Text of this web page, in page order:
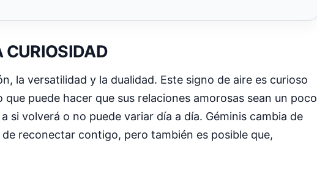
CURIOSIDAD
la versatilidad y la dualidad. Este signo de aire es curioso
puede hacer que sus relaciones amorosas sean un poco
si volverá o no puede variar día a día. Géminis cambia de
reconectar contigo, pero también es posible que,